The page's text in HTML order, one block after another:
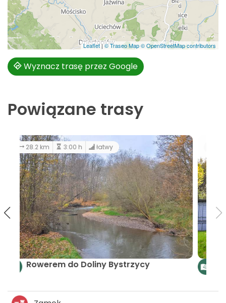
Leaflet| © Traseo Map© OpenStreetMap contributors
Wyznacz trasę przez Google
Powiązane trasy
259 km 12:00 h
W poszukiwaniu pereł renesansu,